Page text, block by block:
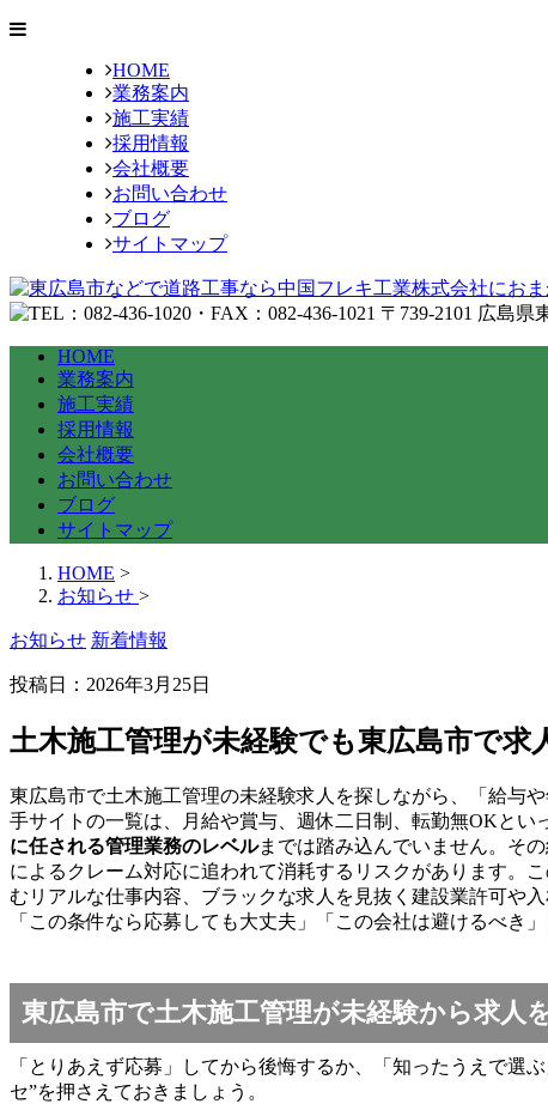
HOME
業務案内
施工実績
採用情報
会社概要
お問い合わせ
ブログ
サイトマップ
HOME
業務案内
施工実績
採用情報
会社概要
お問い合わせ
ブログ
サイトマップ
HOME >
お知らせ >
お知らせ 新着情報
投稿日：2026年3月25日
土木施工管理が未経験でも東広島市で
東広島市で土木施工管理の未経験求人を探しながら、「給与
手サイトの一覧は、月給や賞与、週休二日制、転勤無OKとい
に任される管理業務のレベルまでは踏み込んでいません。そ
によるクレーム対応に追われて消耗するリスクがあります。
むリアルな仕事内容、ブラックな求人を見抜く建設業許可や
「この条件なら応募しても大丈夫」「この会社は避けるべき
東広島市で土木施工管理が未経験から求人
「とりあえず応募」してから後悔するか、「知ったうえで選
セ”を押さえておきましょう。